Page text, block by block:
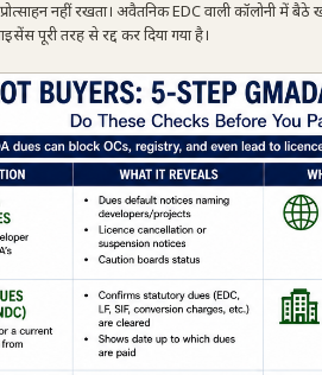
नहीं रखता। अवैतनिक EDC वाली कॉलोनी में
पूरी तरह से रद्द कर दिया गया है।